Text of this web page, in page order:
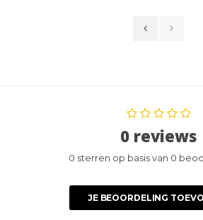
0 reviews
0 sterren op basis van 0
JE BEOORDELING